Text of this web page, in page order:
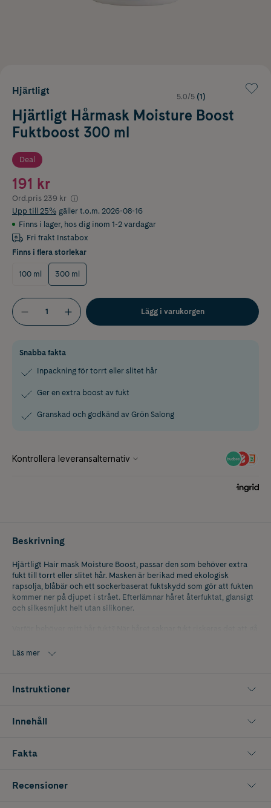
Hjärtligt
5.0/5 (1)
Hjärtligt Hårmask Moisture Boost
Fuktboost 300 ml
Deal
191 kr
Ord.pris 239 kr
Upp till 25% gäller t.o.m. 2026-08-16
Finns i lager, hos dig inom 1-2 vardagar
Fri frakt Instabox
Finns i flera storlekar
100 ml 300 ml
Lägg i varukorgen
Snabba fakta
Inpackning för torrt eller slitet hår
Ger en extra boost av fukt
Granskad och godkänd av Grön Salong
Beskrivning
Hjärtligt Hair mask Moisture Boost, passar den som behöver extra
fukt till torrt eller slitet hår. Masken är berikad med ekologisk
rapsolja, blåbär och ett sockerbaserat fuktskydd som gör att fukten
kommer ner på djupet i strået. Efterlämnar håret återfuktat, glansigt
och silkesmjukt helt utan silikoner.
sprött. För lite fukt i hårbotten kan ge en stram känsla, irritation och
har kluvna toppar är det tydliga tecken på att ditt hår behöver mer
Granskad och godkänd av Grön Salongs- omfattande
Läs mer
Instruktioner
Innehåll
Fakta
Recensioner